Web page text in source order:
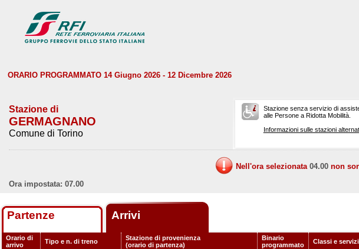
ORARIO PROGRAMMATO 14 Giugno 2026 - 12 Dicembre 2026
Stazione di
GERMAGNANO
Comune di Torino
Stazione senza servizio di
alle Persone a Ridotta Mobilità.
Informazioni sulle stazioni
Nell'ora selezionata 04.00 non
Ora impostata: 07.00
Partenze Arrivi
Orario di
arrivo
Tipo e n. di treno
Stazione di provenienza
(orario di partenza)
Binario
programmato
Classi e